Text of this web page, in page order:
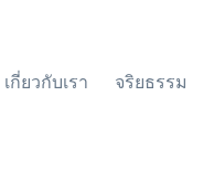
เกี่ยวกับเรา จริยธรรม